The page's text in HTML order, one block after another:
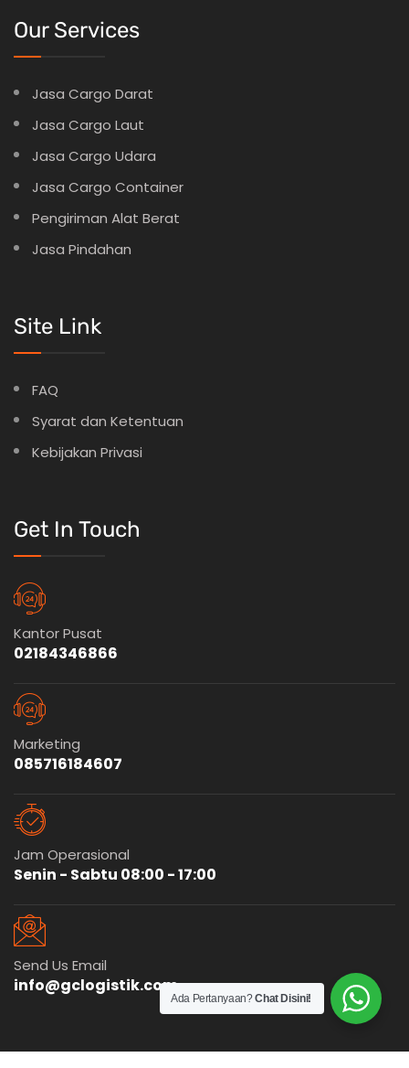
Our Services
Jasa Cargo Darat
Jasa Cargo Laut
Jasa Cargo Udara
Jasa Cargo Container
Pengiriman Alat Berat
Jasa Pindahan
Site Link
FAQ
Syarat dan Ketentuan
Kebijakan Privasi
Get In Touch
Kantor Pusat
02184346866
Marketing
085716184607
Jam Operasional
Senin - Sabtu 08:00 - 17:00
Send Us Email
info@gclogistik.com
Ada Pertanyaan?Chat Disini!